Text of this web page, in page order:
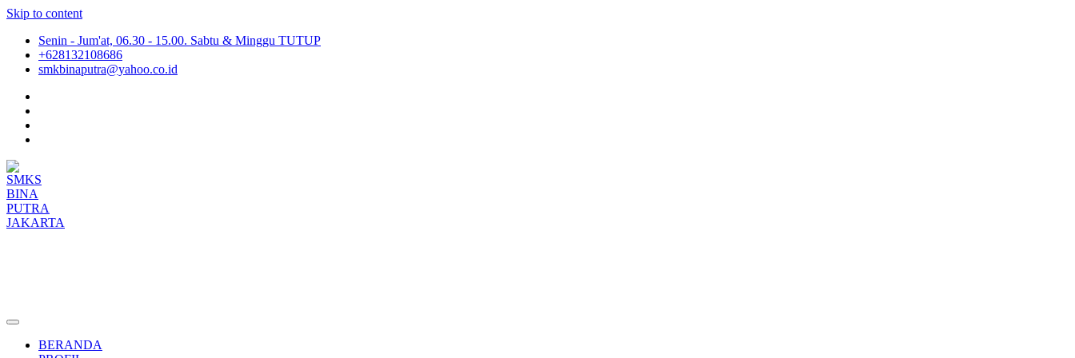
Skip to content
Senin - Jum'at, 06.30 - 15.00. Sabtu & Minggu TUTUP
+628132108686
smkbinaputra@yahoo.co.id
BERANDA